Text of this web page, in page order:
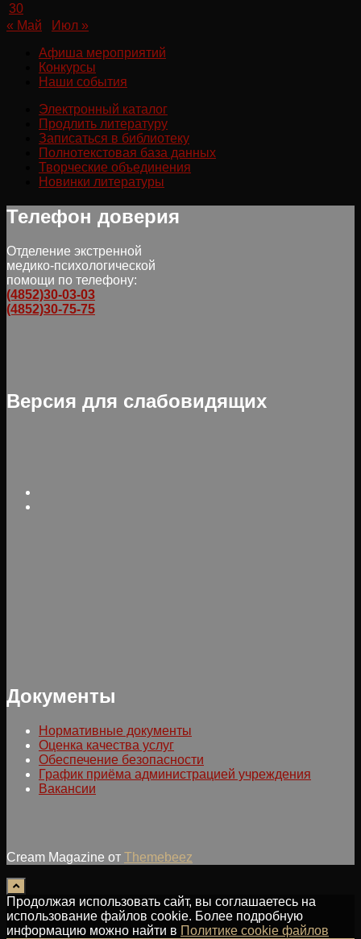
30
« Май
Июл »
Афиша мероприятий
Конкурсы
Наши события
Электронный каталог
Продлить литературу
Записаться в библиотеку
Полнотекстовая база данных
Творческие объединения
Новинки литературы
Телефон доверия
Отделение экстренной
медико-психологической
помощи по телефону:
(4852)30-03-03
(4852)30-75-75
Версия для слабовидящих
Документы
Нормативные документы
Оценка качества услуг
Обеспечение безопасности
График приёма администрацией учреждения
Вакансии
Cream Magazine от Themebeez
Продолжая использовать сайт, вы соглашаетесь на
использование файлов cookie. Более подробную
информацию можно найти в Политике cookie файлов